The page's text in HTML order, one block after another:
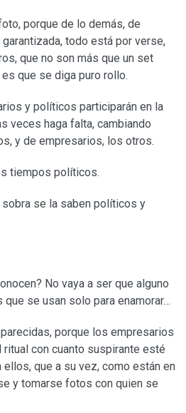
porque de lo demás, de
todo está por verse,
que no son más que un set
que se diga puro rollo.
y políticos participarán en la
veces haga falta, cambiando
y de empresarios, los otros.
tiempos políticos.
se la saben políticos y
No vaya a ser que alguno
se usan solo para enamorar…
porque los empresarios
con cuanto suspirante esté
que a su vez, como están en
y tomarse fotos con quien se